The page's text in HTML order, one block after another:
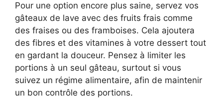
Pour une option encore plus saine, servez vos
gâteaux de lave avec des fruits frais comme
des fraises ou des framboises. Cela ajoutera
des fibres et des vitamines à votre dessert tout
en gardant la douceur. Pensez à limiter les
portions à un seul gâteau, surtout si vous
suivez un régime alimentaire, afin de maintenir
un bon contrôle des portions.